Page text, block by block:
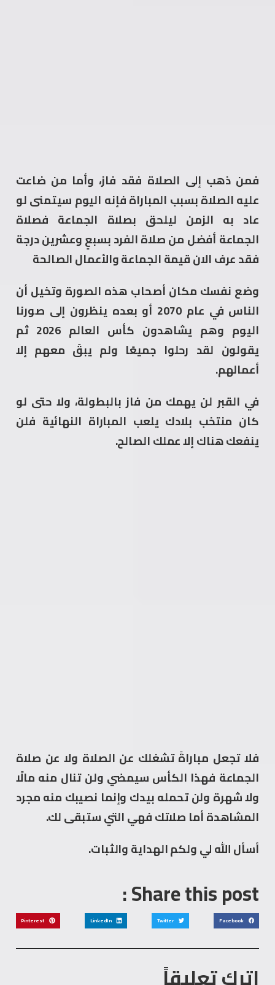
فمن ذهب إلى الصلاة فقد فاز، وأما من ضاعت
عليه الصلاة بسبب المباراة فإنه اليوم سيتمنى لو
عاد به الزمن ليلحق بصلاة الجماعة فصلاة
الجماعة أفضل من صلاة الفرد بسبعٍ وعشرين درجة
فقد عرف الان قيمة الجماعة والأعمال الصالحة
وضع نفسك مكان أصحاب هذه الصورة وتخيل أن
الناس في عام 2070 أو بعده ينظرون إلى صورنا
اليوم وهم يشاهدون كأس العالم 2026 ثم
يقولون لقد رحلوا جميعًا ولم يبقَ معهم إلا
أعمالهم.
في القبر لن يهمك من فاز بالبطولة، ولا حتى لو
كان منتخب بلادك يلعب المباراة النهائية فلن
ينفعك هناك إلا عملك الصالح.
فلا تجعل مباراةً تشغلك عن الصلاة ولا عن صلاة
الجماعة فهذا الكأس سيمضي ولن تنال منه مالًا
ولا شهرة ولن تحمله بيدك وإنما نصيبك منه مجرد
المشاهدة أما صلاتك فهي التي ستبقى لك.
أسأل الله لي ولكم الهداية والثبات.
Share this post :
Facebook
Twitter
LinkedIn
Pinterest
اترك تعليقاً